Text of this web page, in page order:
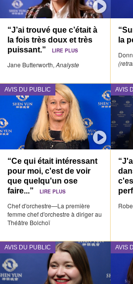
“J’ai trouvé que c’était à
la fois très doux et très
puissant.”
LIRE PLUS
Jane Butterworth, Analyste
la
AVIS DU PUBLIC
“Ce qui était intéressant
pour moi, c'est de voir
que quelqu'un ose
faire...”
LIRE PLUS
Chef d'orchestre—La première
femme chef d'orchestre à diriger au
Théâtre Bolchoï
AVIS
AVIS DU PUBLIC AVIS